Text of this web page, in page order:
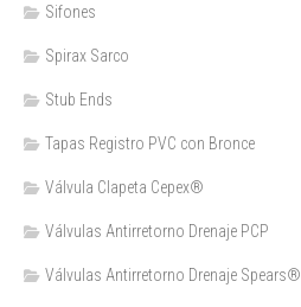
Sifones
Spirax Sarco
Stub Ends
Tapas Registro PVC con Bronce
Válvula Clapeta Cepex®
Válvulas Antirretorno Drenaje PCP
Válvulas Antirretorno Drenaje Spears®